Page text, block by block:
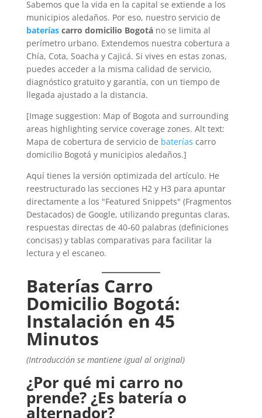
Sabemos que la vida en la capital se extiende a los
municipios aledaños. Por eso, nuestro servicio de
bateríascarro domicilio Bogotáno se limita al
perímetro urbano. Extendemos nuestra cobertura a
Chía, Cota, Soacha y Cajicá. Si vives en estas zonas,
puedes acceder a la misma calidad de servicio,
diagnóstico gratuito y garantía, con un tiempo de
llegada ajustado a la distancia.
[Image suggestion: Map of Bogota and surrounding
areas highlighting service coverage zones. Alt text:
Mapa de cobertura de servicio de baterías carro
domicilio Bogotá y municipios aledaños.]
Aquí tienes la versión optimizada del artículo. He
reestructurado las secciones H2 y H3 para apuntar
directamente a los "Featured Snippets" (Fragmentos
Destacados) de Google, utilizando preguntas claras,
respuestas directas de 40-60 palabras (definiciones
concisas) y tablas comparativas para facilitar la
lectura y el escaneo.
Baterías Carro
Domicilio Bogotá:
Instalación en 45
Minutos
(Introducción se mantiene igual al original)
¿Por qué mi carro no
prende? ¿Es batería o
alternador?